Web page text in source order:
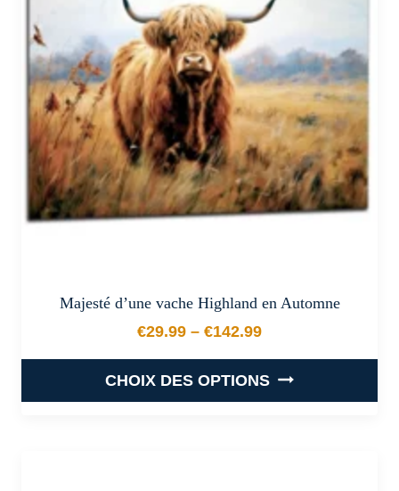
options
peuvent
être
choisies
sur
la
page
du
produit
Majesté d’une vache Highland en Automne
€29.99 – €142.99
Plage de prix : €29.99 à
CHOIX DES OPTIONS